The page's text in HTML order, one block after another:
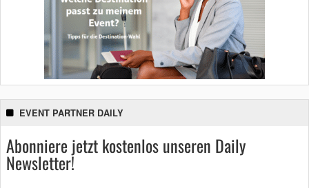
EVENT PARTNER DAILY
Abonniere jetzt kostenlos unseren Daily
Newsletter!